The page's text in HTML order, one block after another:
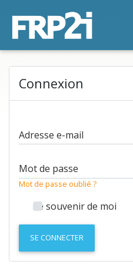
Connexion
Adresse e-mail
Mot de passe
Mot de passe oublié ?
Se souvenir de moi
SE CONNECTER